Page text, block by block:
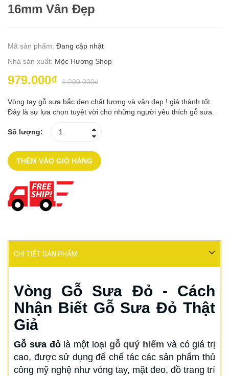
16mm Vân Đẹp
Mã sản phẩm: Đang cập nhật
Nhà sản xuất: Mộc Hương Shop
979.000₫ 1.200.000₫
Vòng tay gỗ sưa bắc đen chất lượng và vân đẹp ! giá thành tốt.
Đây là sự lựa chọn tuyệt vời cho những người yêu thích gỗ sưa.
Số lượng:
THÊM VÀO GIỎ HÀNG
CHI TIẾT SẢN PHẨM
Vòng Gỗ Sưa Đỏ - Cách
Nhận Biết Gỗ Sưa Đỏ Thật
Giả
Gỗ sưa đỏlà một loại gỗ quý hiếm và có giá trị
cao, được sử dụng để chế tác các sản phẩm thủ
công mỹ nghệ như vòng tay, mặt đeo, đồ trang trí